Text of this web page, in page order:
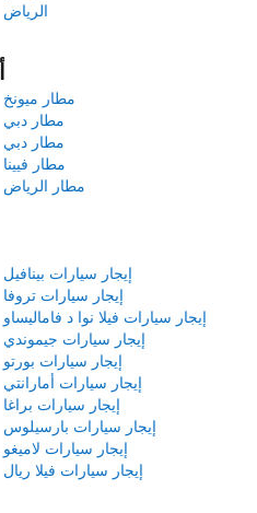
الرياض
مطار ميونخ
مطار دبي
مطار دبي
مطار فيينا
مطار الرياض
إيجار سيارات بينافيل
إيجار سيارات تروفا
إيجار سيارات فيلا نوا د فاماليساو
إيجار سيارات جيموندي
إيجار سيارات بورتو
إيجار سيارات أمارانتي
إيجار سيارات براغا
إيجار سيارات بارسيلوس
إيجار سيارات لاميغو
إيجار سيارات فيلا ريال